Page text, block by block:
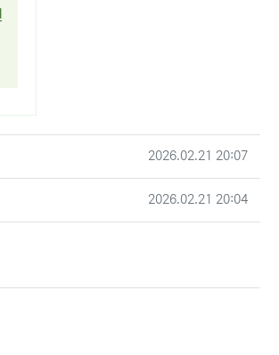
작성일
2026.02.21 20:07
작성일
2026.02.21 20:04